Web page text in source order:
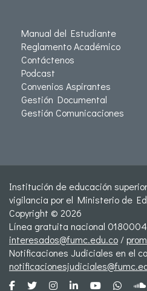
Manual del Estudiante
Reglamento Académico
Contáctenos
Podcast
Convenios Aspirantes
Gestión Documental
Gestión Comunicaciones
Institución de educación
vigilancia por el Ministerio de
Copyright © 2026
Línea gratuita nacional
interesados@fumc.edu.co/
Notificaciones Judiciales en el